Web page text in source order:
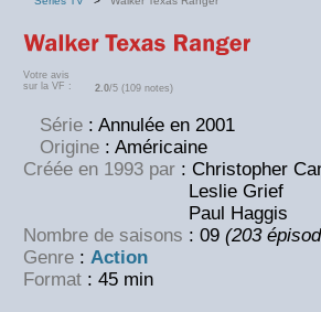
Votre avis
sur la VF :
2.0/5 (109 notes)
Série : Annulée en 2001
Origine : Américaine
Créée en 1993 par : Christopher
Leslie Grief
Paul Haggis
Nombre de saisons : 09 (203
Genre : Action
Format : 45 min